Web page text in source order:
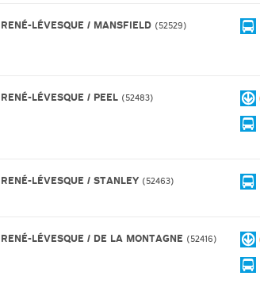
RENÉ-LÉVESQUE / MANSFIELD 52529
RENÉ-LÉVESQUE / PEEL 52483
RENÉ-LÉVESQUE / STANLEY 52463
RENÉ-LÉVESQUE / DE LA MONTAGNE 52416